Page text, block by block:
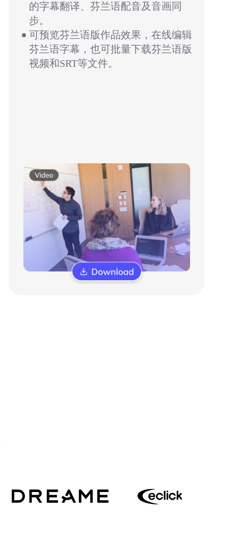
的字幕翻译、芬兰语配音及音画同
步。
可预览芬兰语版作品效果，在线编辑
芬兰语字幕，也可批量下载芬兰语版
视频和SRT等文件。